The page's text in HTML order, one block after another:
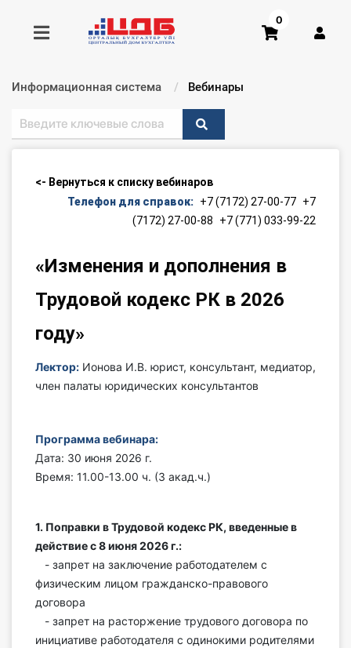
Получить консультацию
Главная ИС
Консультации
Правовая база
Библиотека бухгалтера
Инструменты
Справочник бухгалтера
Практика ИП
Кадры. Труд. Зарплата.
Учет по отраслям
Юридический помощник
0
Информационная система Текущий:
Вебинары
<- Вернуться к списку вебинаров
Телефон для справок: +7 (7172) 27-00-77 +7
(7172) 27-00-88
+7 (771) 033-99-22
«Изменения и дополнения в
Трудовой кодекс РК в 2026
году»
Лектор: Ионова И.В. юрист, консультант, медиатор,
член палаты юридических консультантов
Программа вебинара:
Дата: 30 июня 2026 г.
Время: 11.00-13.00 ч. (3 акад.ч.)
1. Поправки в Трудовой кодекс РК, введенные в
действие с 8 июня 2026 г.:
- запрет на заключение работодателем с
физическим лицом гражданско-правового
договора
- запрет на расторжение трудового договора по
инициативе работодателя с одинокими родителями